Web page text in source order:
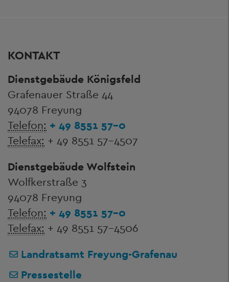
KONTAKT
Dienstgebäude Königsfeld
Grafenauer Straße 44
94078 Freyung
Telefon: + 49 8551 57-0
Telefax: + 49 8551 57-4507
Dienstgebäude Wolfstein
Wolfkerstraße 3
94078 Freyung
Telefon: + 49 8551 57-0
Telefax: + 49 8551 57-4506
Landratsamt Freyung-Grafenau
Pressestelle